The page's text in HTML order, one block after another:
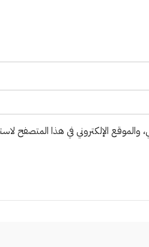
والموقع الإلكتروني في هذا المتصفح